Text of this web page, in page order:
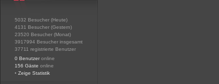
5032 Besucher (Heute)
4131 Besucher (Gestern)
23520 Besucher (Monat)
3917994 Besucher insgesamt
37711 registrierte Benutzer
0 Benutzer online
156 Gäste online
• Zeige Statistik